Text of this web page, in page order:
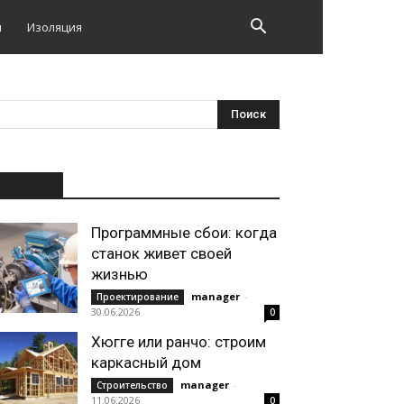
Изоляция
Программные сбои: когда
станок живет своей
жизнью
Проектирование manager -
30.06.2026
0
Хюгге или ранчо: строим
каркасный дом
Строительство manager -
11.06.2026
0